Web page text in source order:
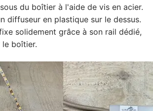
du boîtier à l'aide de vis en acier.
diffuseur en plastique sur le dessus.
solidement grâce à son rail dédié,
le boîtier.